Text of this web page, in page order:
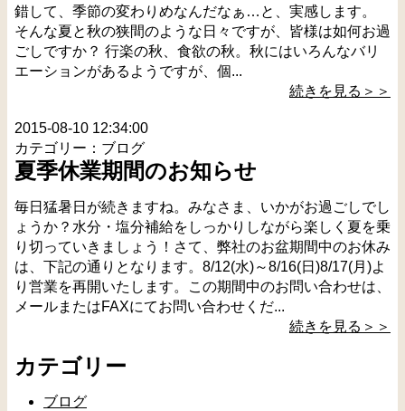
錯して、季節の変わりめなんだなぁ…と、実感します。
そんな夏と秋の狭間のような日々ですが、皆様は如何お過
ごしですか？ 行楽の秋、食欲の秋。秋にはいろんなバリ
エーションがあるようですが、個...
続きを見る＞＞
2015-08-10 12:34:00
カテゴリー：ブログ
夏季休業期間のお知らせ
毎日猛暑日が続きますね。みなさま、いかがお過ごしでし
ょうか？水分・塩分補給をしっかりしながら楽しく夏を乗
り切っていきましょう！さて、弊社のお盆期間中のお休み
は、下記の通りとなります。8/12(水)～8/16(日)8/17(月)よ
り営業を再開いたします。この期間中のお問い合わせは、
メールまたはFAXにてお問い合わせくだ...
続きを見る＞＞
カテゴリー
ブログ